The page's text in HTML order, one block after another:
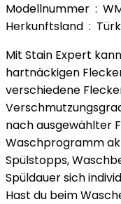
Herkunftsland ‏ :
Mit Stain Expert
hartnäckigen
verschiedene
nach ausgewählter
Waschprogramm
Spülstopps,
Spüldauer sich
Hast du beim